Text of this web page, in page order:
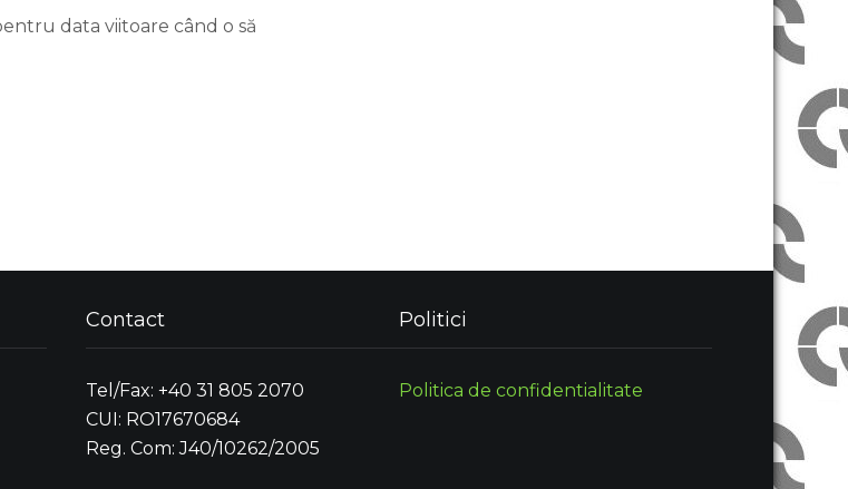
data viitoare când o să
Contact
Tel/Fax: +40 31 805 2070
CUI: RO17670684
Reg. Com: J40/10262/2005
Politici
Politica de confidentialitate